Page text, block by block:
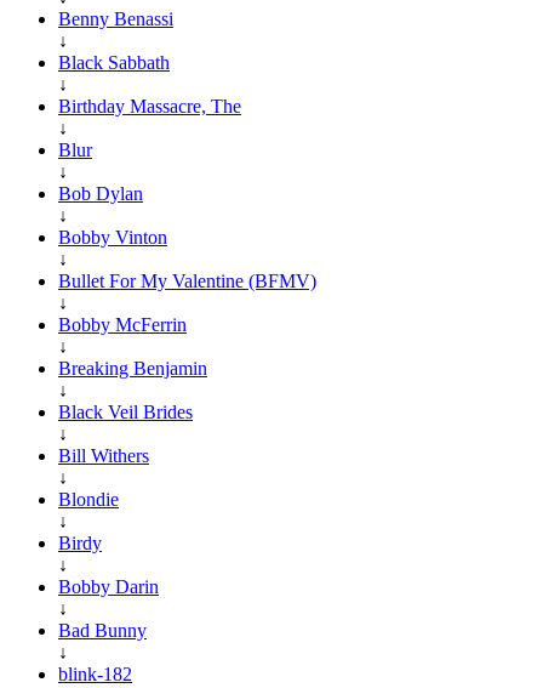
Benny Benassi
↓
Black Sabbath
↓
Birthday Massacre, The
↓
Blur
↓
Bob Dylan
↓
Bobby Vinton
↓
Bullet For My Valentine (BFMV)
↓
Bobby McFerrin
↓
Breaking Benjamin
↓
Black Veil Brides
↓
Bill Withers
↓
Blondie
↓
Birdy
↓
Bobby Darin
↓
Bad Bunny
↓
blink-182